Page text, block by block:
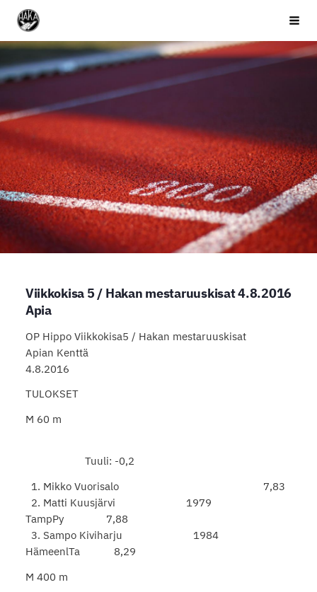
Siirry
sivun
sisältöön
Valkeakosken Haka
Viikkokisa 5 / Hakan mestaruuskisat 4.8.2016
Apia
OP Hippo Viikkokisa5 / Hakan mestaruuskisat
Apian Kenttä
4.8.2016
TULOKSET
M 60 m
Tuuli: -0,2
1. Mikko Vuorisalo 7,83
2. Matti Kuusjärvi 1979
TampPy 7,88
3. Sampo Kiviharju 1984
HämeenlTa 8,29
M 400 m